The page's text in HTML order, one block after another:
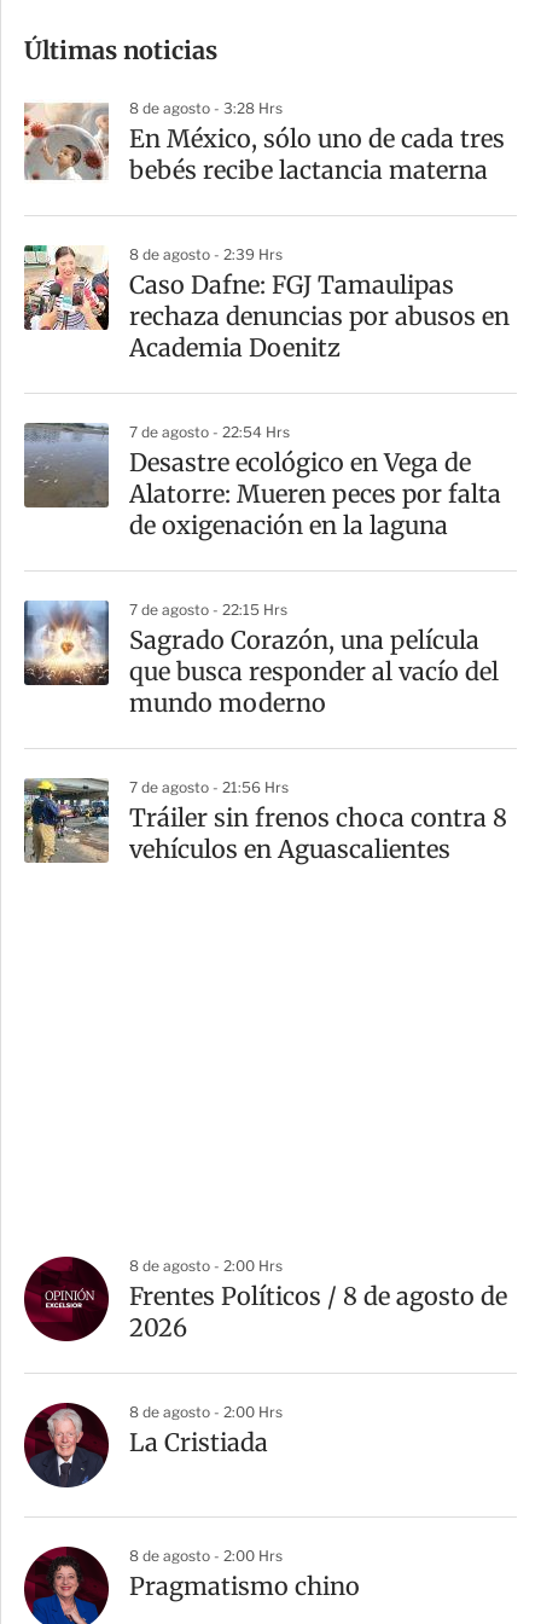
m
a
r
r
Últimas noticias
8 de agosto - 3:28 Hrs
En México, sólo uno de cada tres
bebés recibe lactancia materna
8 de agosto - 2:39 Hrs
Caso Dafne: FGJ Tamaulipas
rechaza denuncias por abusos en
Academia Doenitz
7 de agosto - 22:54 Hrs
Desastre ecológico en Vega de
Alatorre: Mueren peces por falta
de oxigenación en la laguna
7 de agosto - 22:15 Hrs
Sagrado Corazón, una película
que busca responder al vacío del
mundo moderno
7 de agosto - 21:56 Hrs
Tráiler sin frenos choca contra 8
vehículos en Aguascalientes
8 de agosto - 2:00 Hrs
Frentes Políticos / 8 de agosto de
2026
8 de agosto - 2:00 Hrs
La Cristiada
8 de agosto - 2:00 Hrs
Pragmatismo chino